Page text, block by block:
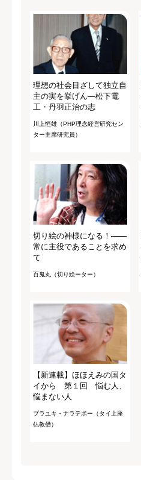
理想の社会目ざして独立自
主の実を挙げん―松下電
工・丹羽正治の志
川上恒雄（PHP理念経営研究セン
ター主席研究員）
切り絵の神様になる！――
常に主役であることを求め
て
百鬼丸（切り絵ーター）
【新連載】ほほえみの国タ
イから 第１回 悩む人、
悩まない人
プラユキ・ナラテボー（タイ上座
仏教僧）